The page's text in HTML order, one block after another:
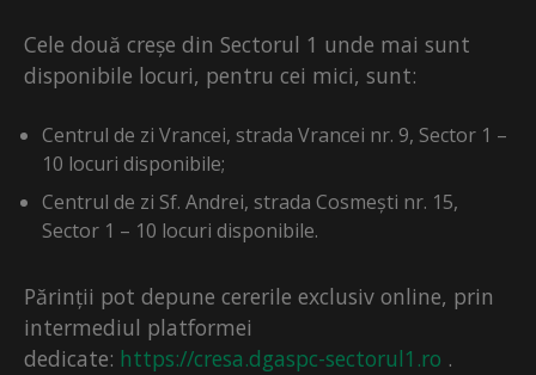
Cele două creșe din Sectorul 1 unde mai sunt
disponibile locuri, pentru cei mici, sunt:
Centrul de zi Vrancei, strada Vrancei nr. 9, Sector 1 –
10 locuri disponibile;
Centrul de zi Sf. Andrei, strada Cosmești nr. 15,
Sector 1 – 10 locuri disponibile.
Părinții pot depune cererile exclusiv online, prin
intermediul platformei
dedicate: https://cresa.dgaspc-sectorul1.ro .